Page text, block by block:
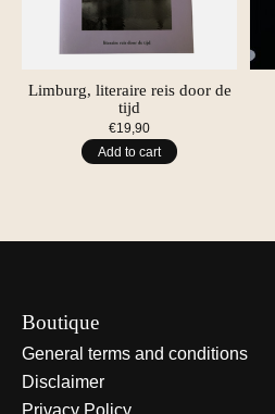
Limburg, literaire reis door de
tijd
€19,90
Add to cart
Boutique
General terms and conditions
Disclaimer
Privacy Policy